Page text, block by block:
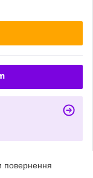
повернення